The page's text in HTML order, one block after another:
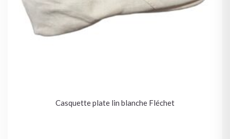
Casquette plate lin blanche Fléchet